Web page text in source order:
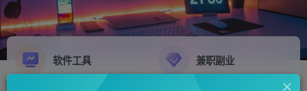
软件工具 兼职副业